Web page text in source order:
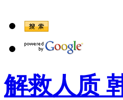
解救人质